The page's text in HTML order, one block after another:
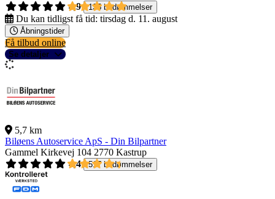
4,9
135 bedømmelser
Du kan tidligst få tid: tirsdag d. 11. august
Åbningstider
Få tilbud online
Se detaljer
5,7 km
Biløens Autoservice ApS - Din Bilpartner
Gammel Kirkevej 104 2770 Kastrup
4,4
517 bedømmelser